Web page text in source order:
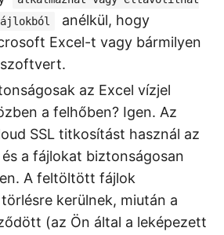
anélkül, hogy
Excel-t vagy bármilyen
az Excel vízjel
a felhőben? Igen. Az
SSL titkosítást használ az
a fájlokat biztonságosan
A feltöltött fájlok
kerülnek, miután a
(az Ön által a leképezett